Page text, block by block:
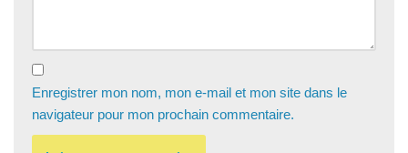
Enregistrer mon nom, mon e-mail et mon site dans le
navigateur pour mon prochain commentaire.